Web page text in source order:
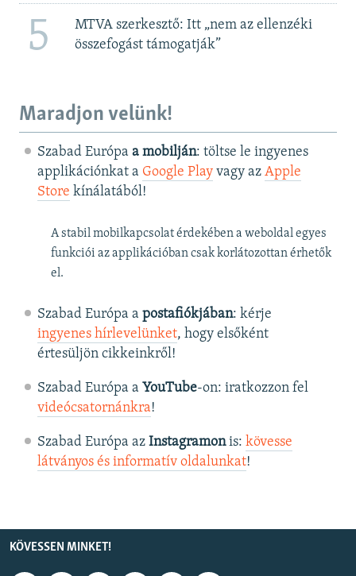
5
MTVA szerkesztő: Itt „nem az ellenzéki
összefogást támogatják”
Maradjon velünk!
Szabad Európa a mobilján: töltse le ingyenes
applikációnkat a Google Playvagy az Apple
Store kínálatából!
A stabil mobilkapcsolat érdekében a weboldal egyes
funkciói az applikációban csak korlátozottan érhetők
el.
Szabad Európa a postafiókjában: kérje
ingyenes hírlevelünket, hogy elsőként
értesüljön cikkeinkről!
Szabad Európa a YouTube-on: iratkozzon fel
videócsatornánkra!
Szabad Európa az Instagramonis: kövesse
látványos és informatív oldalunkat! ​
KÖVESSEN MINKET!